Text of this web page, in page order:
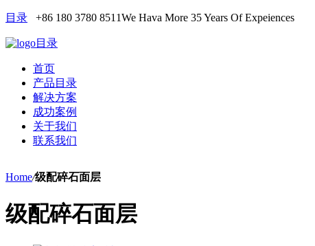
目录 +86 180 3780 8511We Hava More 35 Years Of Expeiences
目录
首页
产品目录
解决方案
成功案例
关于我们
联系我们
Home/级配碎石面层
级配碎石面层